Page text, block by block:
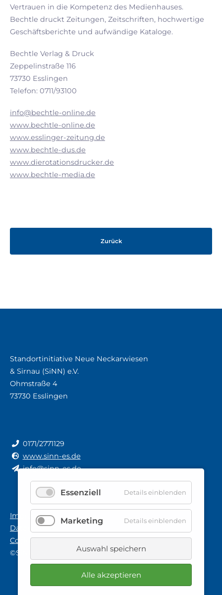
Vertrauen in die Kompetenz des Medienhauses.
Bechtle druckt Zeitungen, Zeitschriften, hochwertige
Geschäftsberichte und aufwändige Kataloge.
Bechtle Verlag & Druck
Zeppelinstraße 116
73730 Esslingen
Telefon: 0711/93100
info@bechtle-online.de
www.bechtle-online.de
www.esslinger-zeitung.de
www.bechtle-dus.de
www.dierotationsdrucker.de
www.bechtle-media.de
Zurück
Standortinitiative Neue Neckarwiesen
& Sirnau (SiNN) e.V.
Ohmstraße 4
73730 Esslingen
0171/2771129
www.sinn-es.de
info@sinn-es.de
Impressum
Datenschutz
Cookies
©SiNN e.V.
Essenziell Details einblenden
Marketing Details einblenden
Auswahl speichern
Alle akzeptieren